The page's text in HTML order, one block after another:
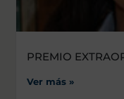
PREMIO
Ver más »